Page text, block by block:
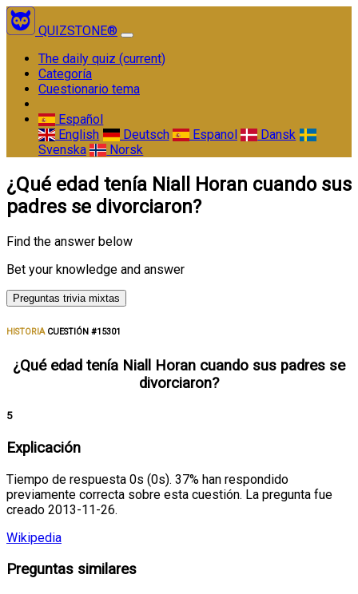
QUIZSTONE®
The daily quiz (current)
Categoría
Cuestionario tema
Español
English
Deutsch Espanol
Dansk
Svenska
Norsk
¿Qué edad tenía Niall Horan cuando sus
padres se divorciaron?
Find the answer below
Bet your knowledge and answer
Preguntas trivia mixtas
HISTORIACUESTIÓN #15301
¿Qué edad tenía Niall Horan cuando sus padres se
divorciaron?
5
Explicación
Tiempo de respuesta 0s (0s). 37% han respondido
previamente correcta sobre esta cuestión. La pregunta fue
creado 2013-11-26.
Wikipedia
Preguntas similares